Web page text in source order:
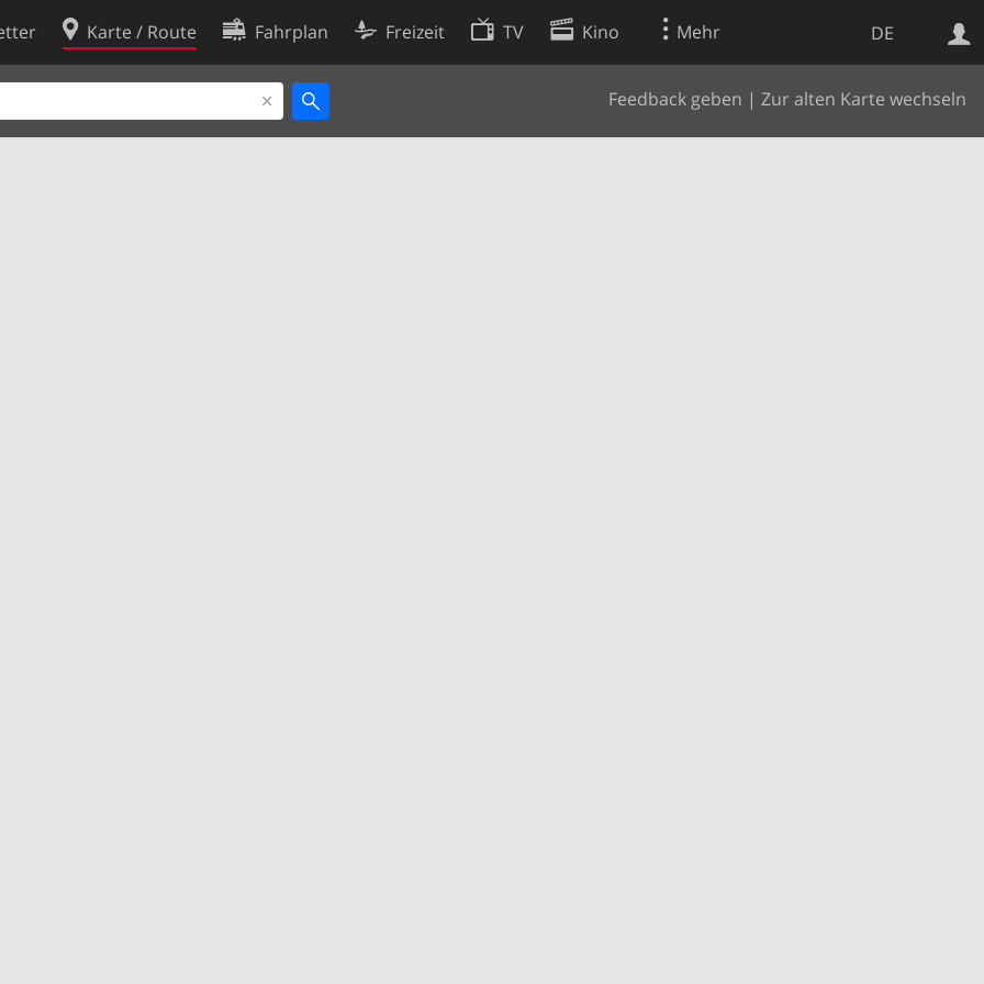
DE
Karte / Route Fahrplan Freizeit TV Kino Mehr
Feedback geben | Zur alten Karte wechseln
Websuche
Cookie-Richtlinie
Cookie-Einstellungen